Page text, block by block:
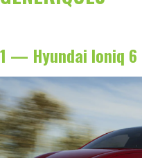
1 — Hyundai Ioniq